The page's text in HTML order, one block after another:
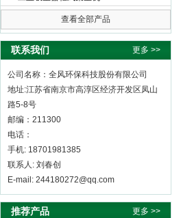
查看全部产品
联系我们 更多 >>
公司名称：全风环保科技股份有限公司
地址:江苏省南京市高淳区经济开发区凤山
路5-8号
邮编：211300
电话：
手机: 18701981385
联系人: 刘春创
E-mail: 244180272@qq.com
推荐产品 更多 >>